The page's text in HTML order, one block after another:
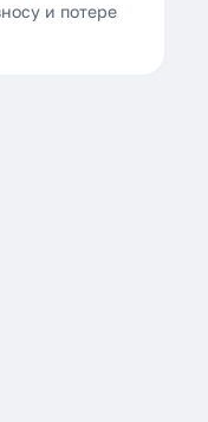
и потере